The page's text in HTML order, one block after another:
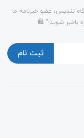
تندیس، عضو خبرنامه ما
باخبر شوید!" 🛍️
ثبت نام